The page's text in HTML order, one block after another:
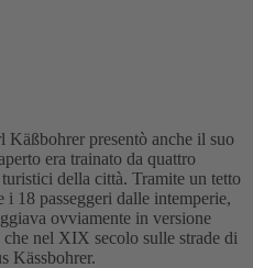
presentò anche il suo
era trainato da quattro
della città. Tramite un tetto
i 18 passeggeri dalle intemperie,
ovviamente in versione
nel XIX secolo sulle strade di
Kässbohrer.